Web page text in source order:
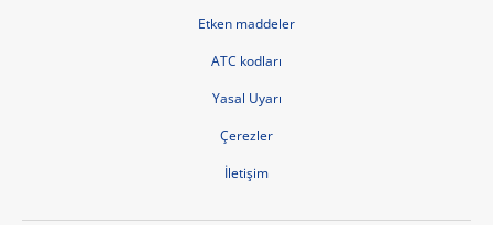
Etken maddeler
ATC kodları
Yasal Uyarı
Çerezler
İletişim